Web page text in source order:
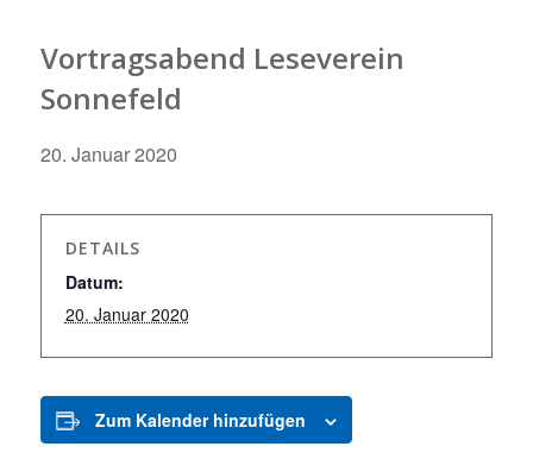
Vortragsabend Leseverein
Sonnefeld
20. Januar 2020
DETAILS
Datum:
20. Januar 2020
Zum Kalender hinzufügen